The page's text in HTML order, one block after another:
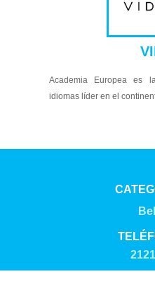
Academia Europea es
idiomas líder en el